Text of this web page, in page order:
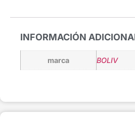
INFORMACIÓN
marca BOLIV